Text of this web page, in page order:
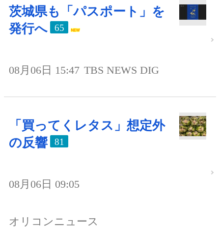
茨城県も「パスポート」を
発行へ
65
08月06日 15:47 TBS NEWS DIG
「買ってくレタス」想定外
の反響
81
08月06日 09:05
オリコンニュース